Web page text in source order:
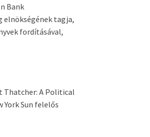
Bank
elnökségének tagja,
fordításával,
Thatcher: A Political
York Sun felelős